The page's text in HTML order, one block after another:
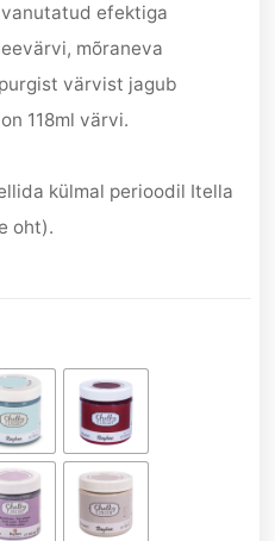
efektiga
mõraneva
värvist jagub
118ml värvi.
külmal perioodil Itella
oht).